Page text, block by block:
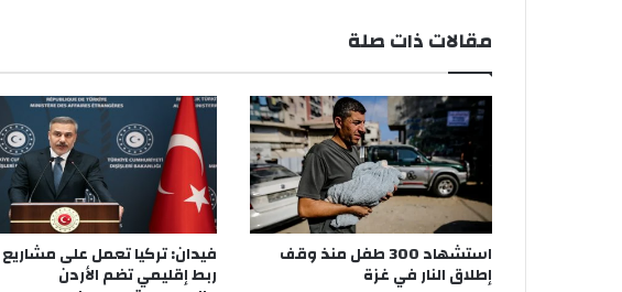
مقالات ذات صلة
استشهاد 300 طفل منذ وقف
إطلاق النار في غزة
فيدان: تركيا تعمل على مشاريع
ربط إقليمي تضم الأردن